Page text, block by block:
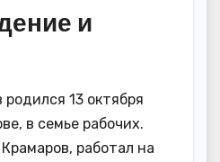
и
13 октября
в семье рабочих.
работал на